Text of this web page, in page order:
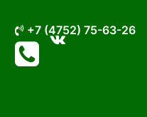
+7 (4752) 75-63-26